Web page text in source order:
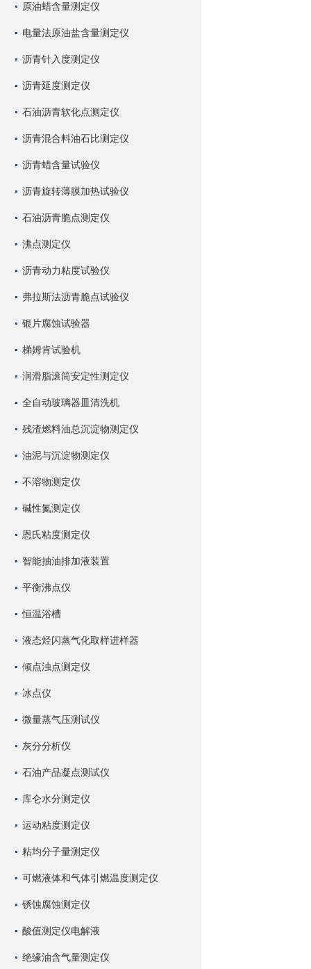
原油蜡含量测定仪
电量法原油盐含量测定仪
沥青针入度测定仪
沥青延度测定仪
石油沥青软化点测定仪
沥青混合料油石比测定仪
沥青蜡含量试验仪
沥青旋转薄膜加热试验仪
石油沥青脆点测定仪
沸点测定仪
沥青动力粘度试验仪
弗拉斯法沥青脆点试验仪
银片腐蚀试验器
梯姆肯试验机
润滑脂滚筒安定性测定仪
全自动玻璃器皿清洗机
残渣燃料油总沉淀物测定仪
油泥与沉淀物测定仪
不溶物测定仪
碱性氮测定仪
恩氏粘度测定仪
智能抽油排加液装置
平衡沸点仪
恒温浴槽
液态烃闪蒸气化取样进样器
倾点浊点测定仪
冰点仪
微量蒸气压测试仪
灰分分析仪
石油产品凝点测试仪
库仑水分测定仪
运动粘度测定仪
粘均分子量测定仪
可燃液体和气体引燃温度测定仪
锈蚀腐蚀测定仪
酸值测定仪电解液
绝缘油含气量测定仪